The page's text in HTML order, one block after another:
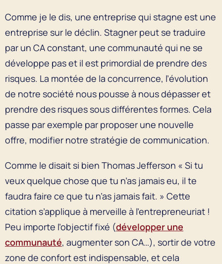
Comme je le dis, une entreprise qui stagne est une
entreprise sur le déclin. Stagner peut se traduire
par un CA constant, une communauté qui ne se
développe pas et il est primordial de prendre des
risques. La montée de la concurrence, l’évolution
de notre société nous pousse à nous dépasser et
prendre des risques sous différentes formes. Cela
passe par exemple par proposer une nouvelle
offre, modifier notre stratégie de communication.
Comme le disait si bien Thomas Jefferson « Si tu
veux quelque chose que tu n’as jamais eu, il te
faudra faire ce que tu n’as jamais fait. » Cette
citation s’applique à merveille à l’entrepreneuriat !
Peu importe l’objectif fixé (développer une
communauté, augmenter son CA…), sortir de votre
zone de confort est indispensable, et cela